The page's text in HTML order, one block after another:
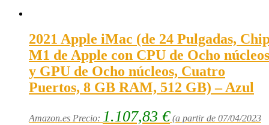
2021 Apple iMac (de 24 Pulgadas,
M1 de Apple con CPU de Ocho núcleos
y GPU de Ocho núcleos, Cuatro
Puertos, 8 GB RAM, 512 GB) – Azul
Amazon.es Precio: 1.107,83 € (a partir de 07/04/2023